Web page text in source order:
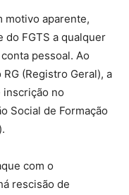
motivo aparente,
do FGTS a qualquer
pessoal. Ao
(Registro Geral), a
no
Social de Formação
com o
rescisão de